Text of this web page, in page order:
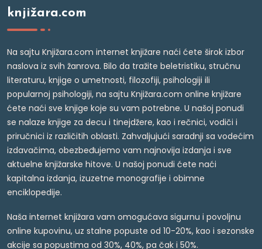
knjižara.com
Na sajtu Knjižara.com internet knjižare naći ćete širok izbor
naslova iz svih žanrova. Bilo da tražite beletristiku, stručnu
literaturu, knjige o umetnosti, filozofiji, psihologiji ili
popularnoj psihologiji, na sajtu Knjižara.com online knjižare
ćete naći sve knjige koje su vam potrebne. U našoj ponudi
se nalaze knjige za decu i tinejdžere, kao i rečnici, vodiči i
priručnici iz različitih oblasti. Zahvaljujući saradnji sa vodećim
izdavačima, obezbeđujemo vam najnovija izdanja i sve
aktuelne knjižarske hitove. U našoj ponudi ćete naći
kapitalna izdanja, izuzetne monografije i obimne
enciklopedije.
Naša internet knjižara vam omogućava sigurnu i povoljnu
online kupovinu, uz stalne popuste od 10-20%, kao i sezonske
akcije sa popustima od 30%, 40%, pa čak i 50%.